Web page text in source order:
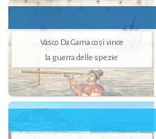
Vasco Da Gama così vince
la guerra delle spezie